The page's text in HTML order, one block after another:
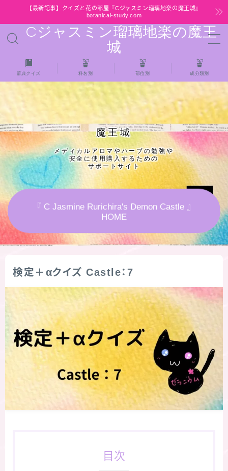
【最新記事】クイズと花の部屋『Cジャスミン瑠璃地楽の魔王城』
botanical-study.com
Cジャスミン瑠璃地楽の魔王
城
MENU
HOME
【最新】クイズと花の部屋
★全種/アロマハーブスパイス基材 プチ辞典ク
イズ＆プチ辞典
★アロマ検定＋αクイズ
★アロマハーブ傾向チェック
秘密部屋
お知らせ
公式ウェブサイト『Botanical Study』
Cジャスミン瑠璃地楽の主な活動先リンク集
おすすめ商品＆レビュー
辞典クイズ 科名別 部位別 成分類別
魔王城
メディカルアロマやハーブの勉強や
安全に使用購入するための
サポートサイト
『 C Jasmine Rurichira's Demon Castle 』
HOME
検定＋αクイズ Castle：7
目次